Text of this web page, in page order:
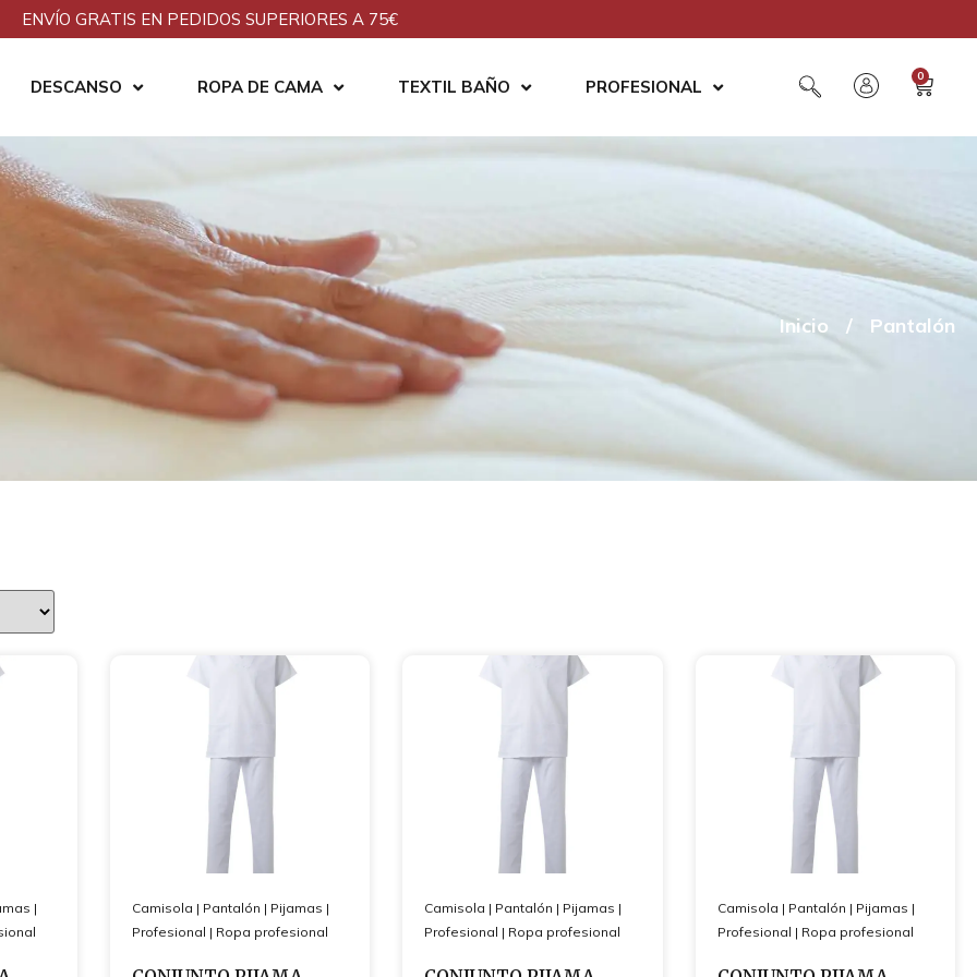
ENVÍO GRATIS EN PEDIDOS SUPERIORES A 75€
DESCANSO ROPA DE CAMA TEXTIL BAÑO PROFESIONAL
0
Inicio / Pantalón
|
Camisola | Pantalón | Pijamas |
Profesional | Ropa profesional
Camisola | Pantalón | Pijamas |
Profesional | Ropa profesional
Camisola | Pantalón | Pijamas |
Profesional | Ropa profesional